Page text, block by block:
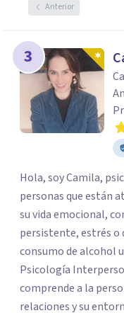
Anterior
3
Hola, soy Camila,
personas que están
su vida emocional,
persistente, estrés o
consumo de alcohol u otras
Psicología
comprende a la
relaciones y su